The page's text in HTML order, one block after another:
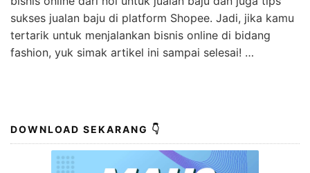
Terbongkar! Cara Jualan Baju Online Di Shopee
Wajib Kamu Ketahui
KLIK DISINI UNTUK DOWNLOAD PANDUAN AFFILIATE
sukses jualan baju di platform Shopee. Jadi, jika kamu
tertarik untuk menjalankan bisnis online di bidang
fashion, yuk simak artikel ini sampai selesai! …